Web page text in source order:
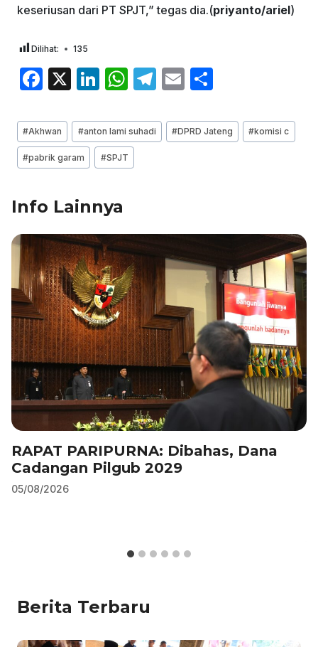
keseriusan dari PT SPJT,” tegas dia.(priyanto/ariel)
Dilihat: 135
F
c
e
b
o
k
X
Li
k
e
dI
W
at
s
A
T
e
gr
E
ai
l
ar
e
Post
Tags:
#Akhwan #anton lami suhadi #DPRD Jateng #komisi c
#pabrik garam #SPJT
Info Lainnya
RAPAT PARIPURNA: Dibahas, Dana
Cadangan Pilgub 2029
05/08/2026
Berita Terbaru